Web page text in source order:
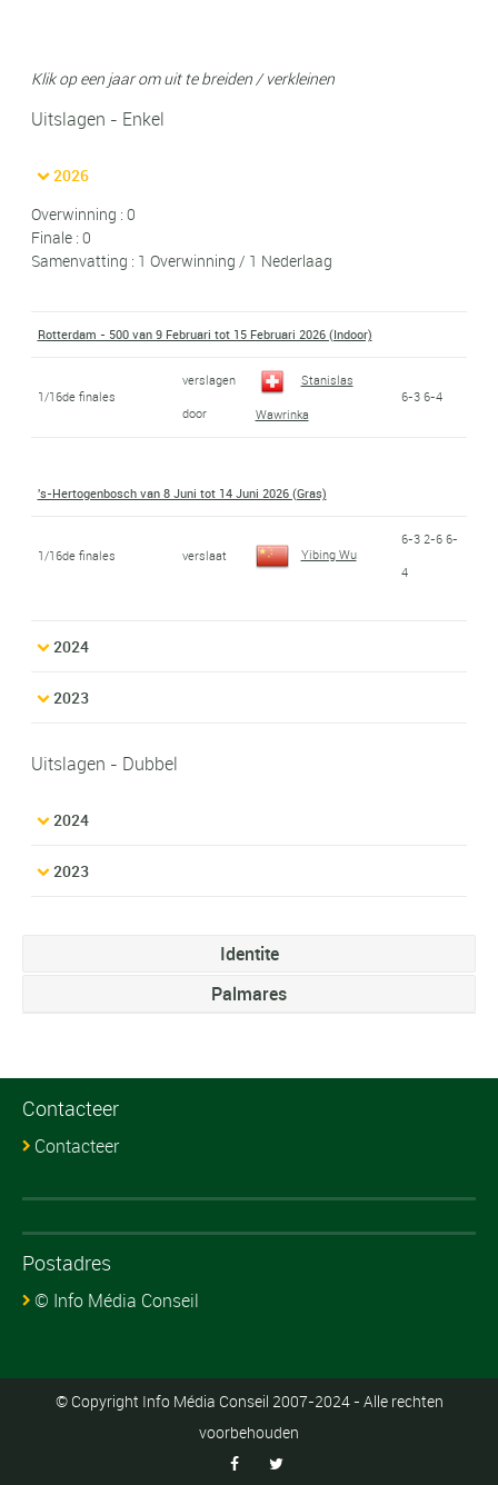
Klik op een jaar om uit te breiden / verkleinen
Uitslagen - Enkel
2026
Overwinning : 0
Finale : 0
Samenvatting : 1 Overwinning / 1 Nederlaag
Rotterdam - 500 van 9 Februari tot 15 Februari 2026 (Indoor)
1/16de finales
verslagen
door
Stanislas
Wawrinka
6-3 6-4
's-Hertogenbosch van 8 Juni tot 14 Juni 2026 (Gras)
1/16de finales verslaat Yibing Wu
6-3 2-6 6-
4
2024
2023
Uitslagen - Dubbel
2024
2023
Identite
Palmares
Contacteer
Contacteer
Postadres
© Info Média Conseil
© Copyright Info Média Conseil 2007-2024 - Alle rechten
voorbehouden
 